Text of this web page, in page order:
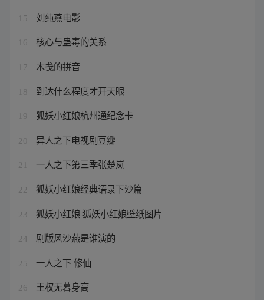
15 刘纯燕电影
16 核心与蛊毒的关系
17 木戋的拼音
18 到达什么程度才开天眼
19 狐妖小红娘杭州通纪念卡
20 异人之下电视剧豆瓣
21 一人之下第三季张楚岚
22 狐妖小红娘经典语录下沙篇
23 狐妖小红娘 狐妖小红娘壁纸图片
24 剧版风沙燕是谁演的
25 一人之下 修仙
26 王权无暮身高